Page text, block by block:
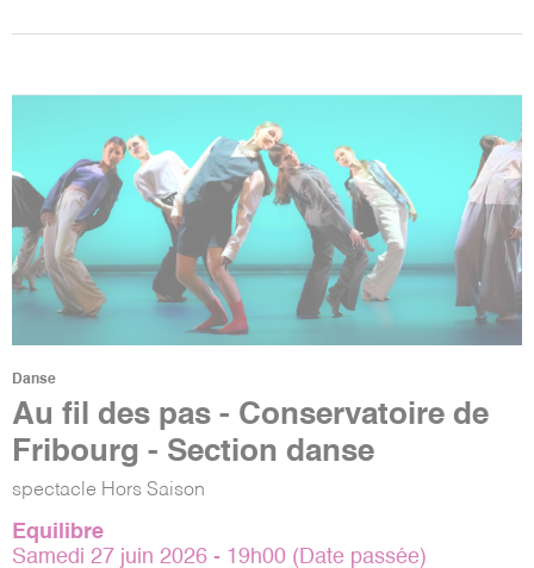
Danse
Au fil des pas - Conservatoire de
Fribourg - Section danse
spectacle Hors Saison
Equilibre
Samedi 27 juin 2026 - 19h00 (Date passée)